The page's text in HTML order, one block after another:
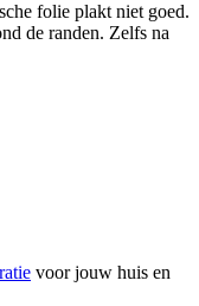
folie plakt niet goed.
de randen. Zelfs na
voor jouw huis en